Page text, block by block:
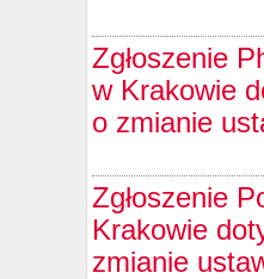
Zgłoszenie
w Krakowie
o zmianie
Zgłoszenie
Krakowie
zmianie